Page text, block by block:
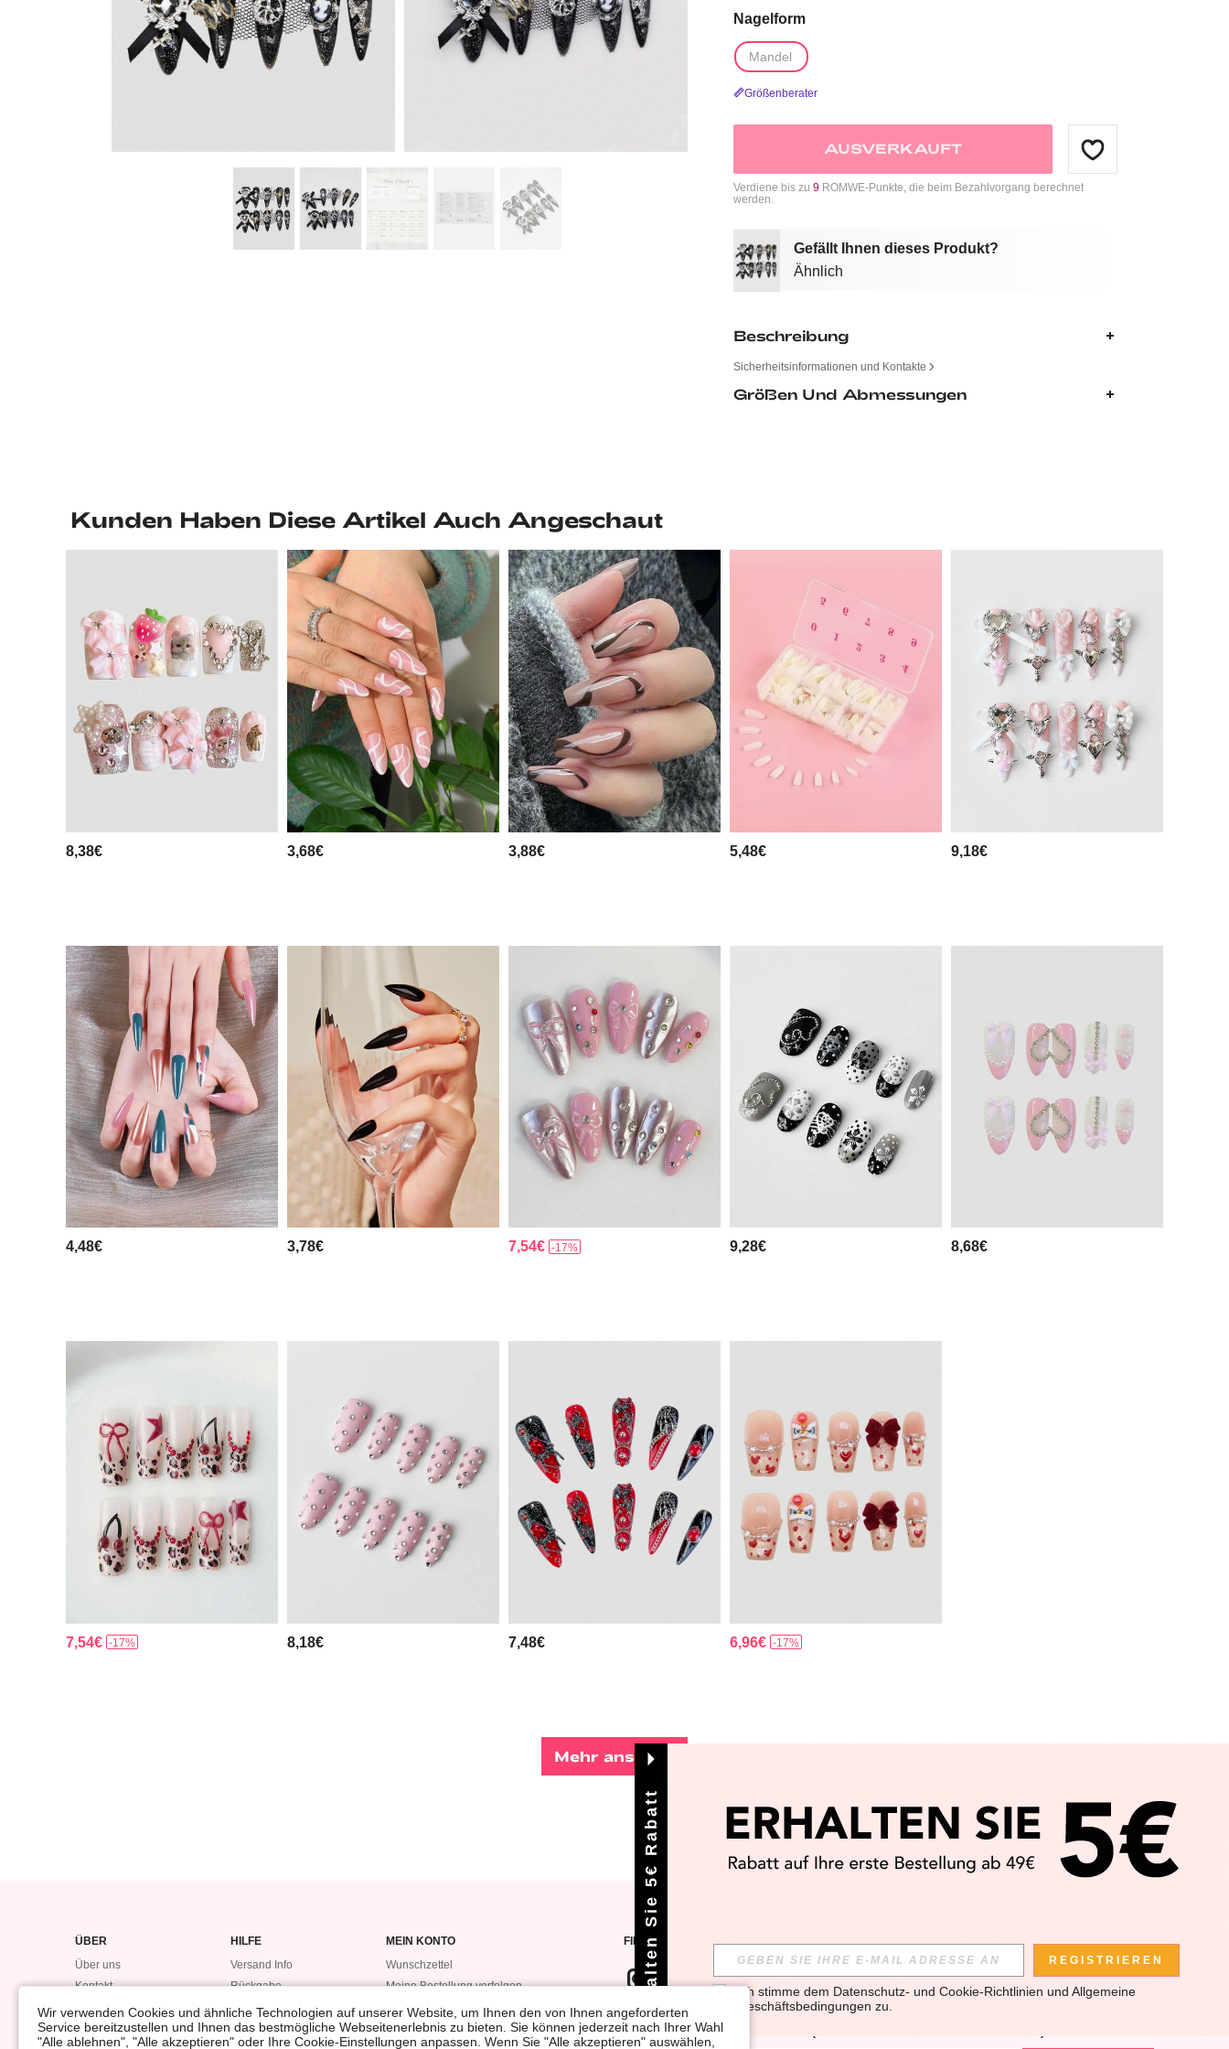
Nagelform
Mandel
Größenberater
AUSVERKAUFT
Verdiene bis zu 9 ROMWE-Punkte, die beim Bezahlvorgang berechnet
werden.
Gefällt Ihnen dieses Produkt?
Ähnlich
Beschreibung
Sicherheitsinformationen und Kontakte
Größen Und Abmessungen
Kunden Haben Diese Artikel Auch Angeschaut
8,38€ 3,68€ 3,88€ 5,48€ 9,18€
4,48€ 3,78€ 7,54€ -17% 9,28€ 8,68€
7,54€ -17% 8,18€ 7,48€ 6,96€ -17%
Mehr ansehen
ÜBER
Über uns
Kontakt
Datensicherheitsvorfall
HILFE
Versand Info
Rückgabe
Bestellung
Bonuspunkte
MEIN KONTO
Wunschzettel
Meine Bestellung verfolgen
Meine Bestellungen
#LOVEROMWE
FINDEN SIE UNS AUF APP
WENN DU DICH FÜR UNSEREN NEWSLETTER ANMELDEST, KANNST DU DIE NEUESTEN TRENDS
VOR ALLEN ANDEREN ERFAHREN (DU KANNST DICH JEDERZEIT ABMELDEN).
Wir verwenden Cookies und ähnliche Technologien auf unserer Website, um Ihnen den von Ihnen angeforderten
Service bereitzustellen und Ihnen das bestmögliche Webseitenerlebnis zu bieten. Sie können jederzeit nach Ihrer Wahl
"Alle ablehnen", "Alle akzeptieren" oder Ihre Cookie-Einstellungen anpassen. Wenn Sie "Alle akzeptieren" auswählen,
Erhalten Sie 5€ Rabatt REGISTRIEREN
Ich stimme dem Datenschutz- und Cookie-Richtlinien und Allgemeine
Geschäftsbedingungen zu.